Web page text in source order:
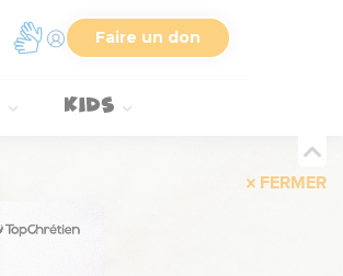
Faire un don
FERMER